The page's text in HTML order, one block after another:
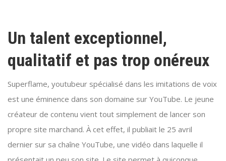
Un talent exceptionnel,
qualitatif et pas trop onéreux
Superflame, youtubeur spécialisé dans les imitations de voix
est une éminence dans son domaine sur YouTube. Le jeune
créateur de contenu vient tout simplement de lancer son
propre site marchand. À cet effet, il publiait le 25 avril
dernier sur sa chaîne YouTube, une vidéo dans laquelle il